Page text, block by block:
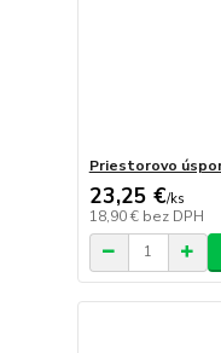
Priestorovo
23,25 €/ks
18,90 € bez DPH